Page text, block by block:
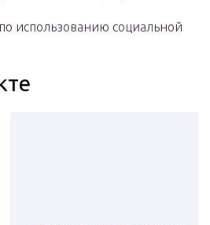
использованию социальной